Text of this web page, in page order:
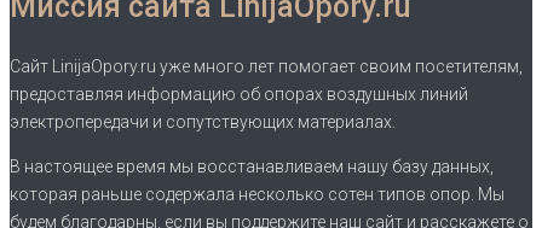
Миссия сайта LinijaOpory.ru
Сайт LinijaOpory.ru уже много лет помогает своим посетителям,
предоставляя информацию об опорах воздушных линий
электропередачи и сопутствующих материалах.
В настоящее время мы восстанавливаем нашу базу данных,
которая раньше содержала несколько сотен типов опор. Мы
будем благодарны, если вы поддержите наш сайт и расскажете о